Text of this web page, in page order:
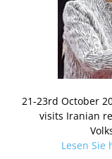
21-23rd October
visits Iranian
Lesen